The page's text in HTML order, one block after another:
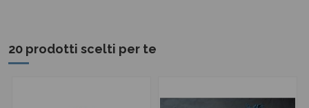
20 prodotti scelti per te